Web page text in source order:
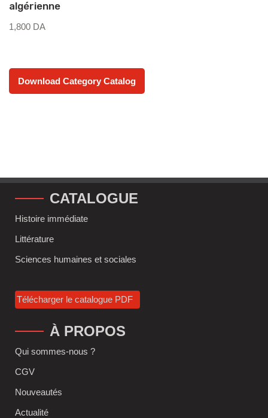
algérienne
1,800 DA
Download Category Catalog
CATALOGUE
Histoire immédiate
Littérature
Sciences humaines et sociales
Télécharger le catalogue PDF
À PROPOS
Qui sommes-nous ?
CGV
Nouveautés
Actualité